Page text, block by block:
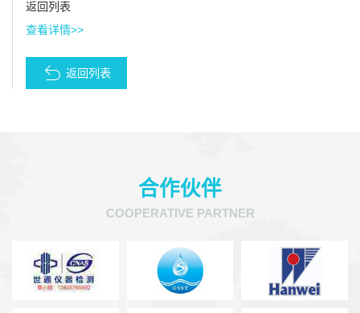
返回列表
查看详情>>
返回列表
合作伙伴
COOPERATIVE PARTNER